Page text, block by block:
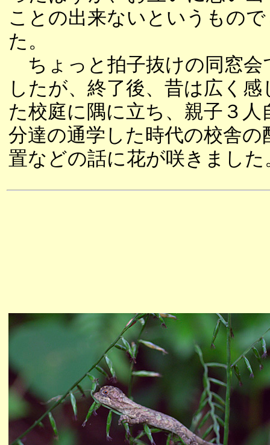
ことの出来ないというもの
た。
ちょっと拍子抜けの同窓会
したが、終了後、昔は広く感
た校庭に隅に立ち、親子３人
分達の通学した時代の校舎の
置などの話に花が咲きました